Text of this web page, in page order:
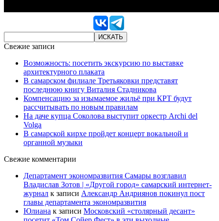
Свежие записи
Возможность: посетить экскурсию по выставке
архитектурного плаката
В самарском филиале Третьяковки представят
последнюю книгу Виталия Стадникова
Компенсацию за изымаемое жильё при КРТ будут
рассчитывать по новым правилам
На даче купца Соколова выступит оркестр Archi del
Volga
В самарской кирхе пройдет концерт вокальной и
органной музыки
Свежие комментарии
Департамент экономразвития Самары возглавил
Владислав Зотов | «Другой город» самарский интернет-
журнал к записи Александр Андриянов покинул пост
главы департамента экономразвития
Юлиана к записи Московский «столярный десант»